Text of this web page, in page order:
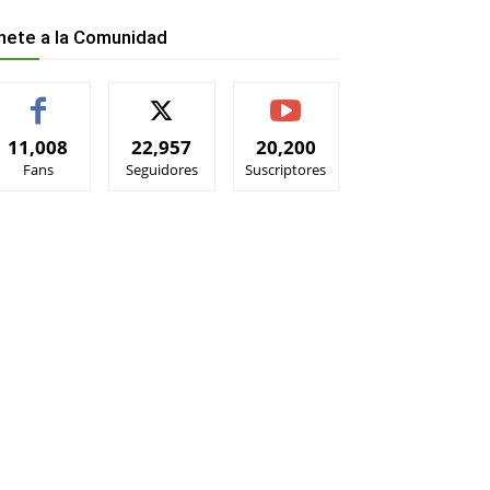
a la Comunidad
11,008
Fans
22,957
Seguidores
20,200
Suscriptores